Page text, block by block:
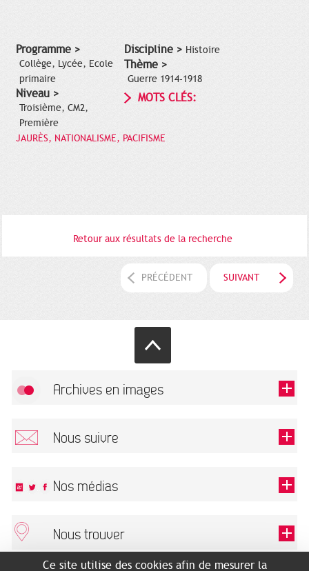
Programme >
Collège, Lycée, Ecole
primaire
Niveau >
Troisième, CM2,
Première
Discipline > Histoire
Thème >
Guerre 1914-1918
MOTS CLÉS:
JAURÈS, NATIONALISME, PACIFISME
Retour aux résultats de la recherche
PRÉCÉDENT SUIVANT
Archives en images
Nous suivre
Ce champ est exigé.
Nos médias
Nous trouver
ARCHIVES MUNICIPALES
Ce site utilise des cookies afin de mesurer la